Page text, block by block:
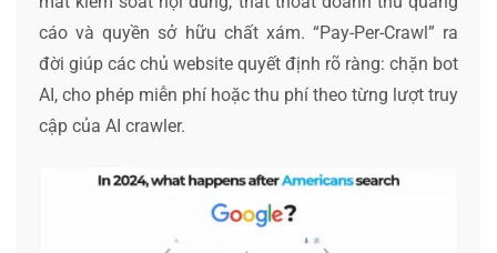
cáo và quyền sở hữu chất xám. “Pay-Per-Crawl” ra
đời giúp các chủ website quyết định rõ ràng: chặn bot
AI, cho phép miễn phí hoặc thu phí theo từng lượt truy
cập của AI crawler.